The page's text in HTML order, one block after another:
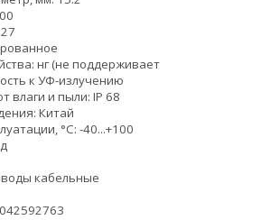
нг (не поддерживает
к УФ-излучению
влаги и пыли: IP 68
Китай
°С: -40...+100
кабельные